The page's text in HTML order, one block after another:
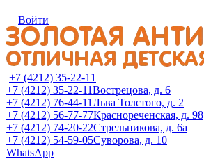
Войти
+7 (4212) 35-22-11
+7 (4212) 35-22-11Вострецова, д. 6
+7 (4212) 76-44-11Льва Толстого, д. 2
+7 (4212) 56-77-77Краснореченская, д. 98
+7 (4212) 74-20-22Стрельникова, д. 6а
+7 (4212) 54-59-05Суворова, д. 10
WhatsApp